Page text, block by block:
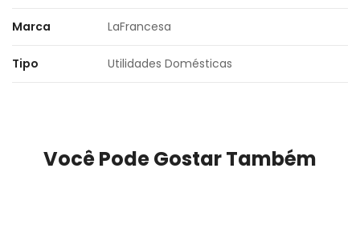
Marca LaFrancesa
Tipo Utilidades Domésticas
Você Pode Gostar Também